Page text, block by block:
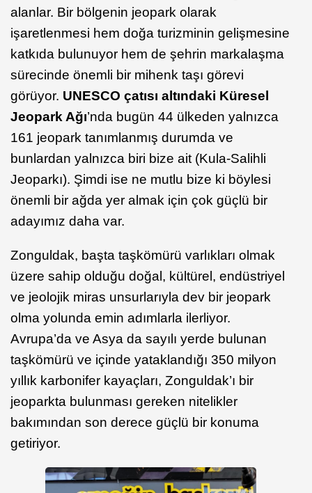
alanlar. Bir bölgenin jeopark olarak
işaretlenmesi hem doğa turizminin gelişmesine
katkıda bulunuyor hem de şehrin markalaşma
sürecinde önemli bir mihenk taşı görevi
görüyor. UNESCO çatısı altındaki Küresel
Jeopark Ağı’nda bugün 44 ülkeden yalnızca
161 jeopark tanımlanmış durumda ve
bunlardan yalnızca biri bize ait (Kula-Salihli
Jeoparkı). Şimdi ise ne mutlu bize ki böylesi
önemli bir ağda yer almak için çok güçlü bir
adayımız daha var.
Zonguldak, başta taşkömürü varlıkları olmak
üzere sahip olduğu doğal, kültürel, endüstriyel
ve jeolojik miras unsurlarıyla dev bir jeopark
olma yolunda emin adımlarla ilerliyor.
Avrupa’da ve Asya da sayılı yerde bulunan
taşkömürü ve içinde yataklandığı 350 milyon
yıllık karbonifer kayaçları, Zonguldak’ı bir
jeoparkta bulunması gereken nitelikler
bakımından son derece güçlü bir konuma
getiriyor.